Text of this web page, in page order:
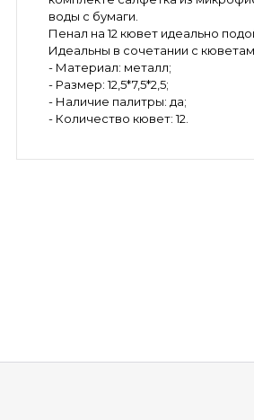
воды с бумаги.
Пенал на 12 кювет идеально
Идеальны в сочетании с
- Материал: металл;
- Размер: 12,5*7,5*2,5;
- Наличие палитры: да;
- Количество кювет: 12.